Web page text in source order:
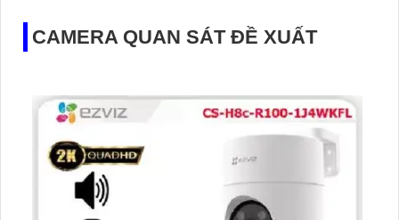
CAMERA QUAN SÁT ĐỀ XUẤT